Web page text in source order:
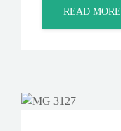
READ MORE